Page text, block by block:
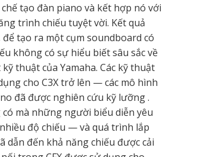
tạo đàn piano và kết hợp nó với
trình chiếu tuyệt vời. Kết quả
tạo ra một cụm soundboard có
không có sự hiểu biết sâu sắc về
thuật của Yamaha. Các kỹ thuật
cho C3X trở lên — các mô hình
đã được nghiên cứu kỹ lưỡng .
mà những người biểu diễn yêu
độ chiếu — và quá trình lắp
đến khả năng chiếu được cải